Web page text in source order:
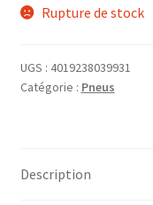
Rupture de stock
UGS : 4019238039931
Catégorie : Pneus
Description